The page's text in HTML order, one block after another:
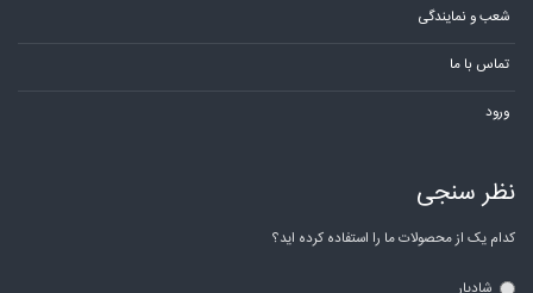
شعب و نمایندگی
تماس با ما
ورود
نظر سنجی
کدام یک از محصولات ما را استفاده کرده اید؟